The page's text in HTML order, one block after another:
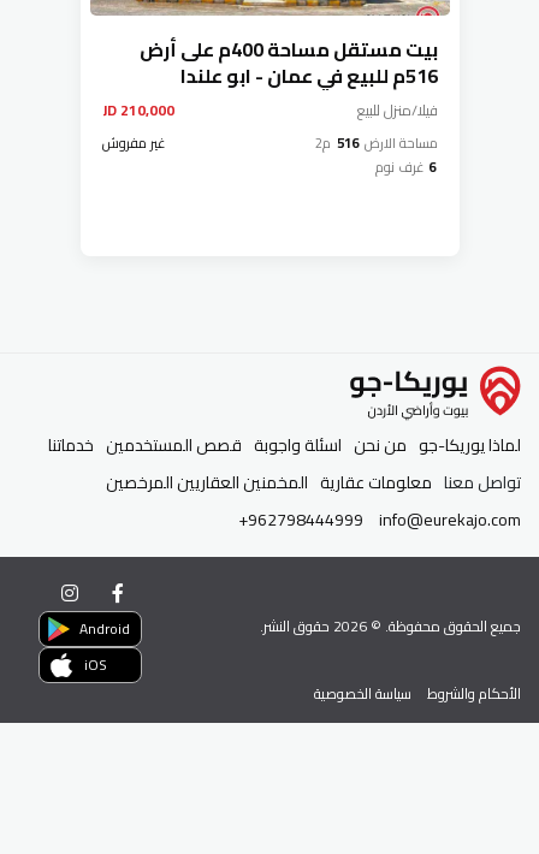
بيت مستقل مساحة 400م على أرض
516م للبيع في عمان - ابو علندا
فيلا/منزلللبيع 210,000 JD
مساحة الارض 516 م2
غير مفروش
6 غرف نوم
لماذا يوريكا-جو من نحن اسئلة واجوبة قصص المستخدمين خدماتنا
تواصل معنا معلومات عقارية المخمنين العقاريين المرخصين
info@eurekajo.com
+962798444999
جميع الحقوق محفوظة. ©2026 حقوق النشر.
Android
iOS
الأحكام والشروط
سياسة الخصوصية